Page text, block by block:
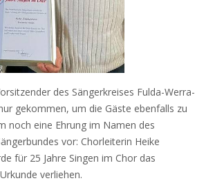
des Sängerkreises Fulda-Werra-
gekommen, um die Gäste ebenfalls zu
noch eine Ehrung im Namen des
vor: Chorleiterin Heike
für 25 Jahre Singen im Chor das
verliehen.